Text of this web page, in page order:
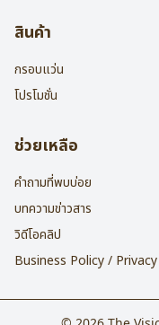
สินค้า
กรอบแว่น
โปรโมชั่น
ช่วยเหลือ
คำถามที่พบบ่อย
บทความข่าวสาร
วิดีโอคลิป
Business Policy /